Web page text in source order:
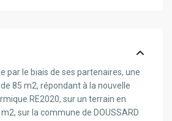
par le biais de ses partenaires, une
85 m2, répondant à la nouvelle
RE2020, sur un terrain en
sur la commune de DOUSSARD